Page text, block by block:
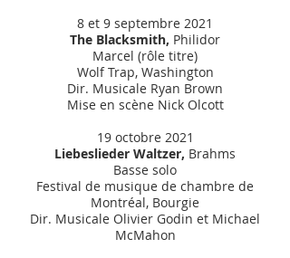
8 et 9 septembre 2021
The Blacksmith, Philidor
Marcel (rôle titre)
Wolf Trap, Washington
Dir. Musicale Ryan Brown
Mise en scène Nick Olcott
19 octobre 2021
Liebeslieder Waltzer, Brahms
Basse solo
Festival de musique de chambre de
Montréal, Bourgie
Dir. Musicale Olivier Godin et Michael
McMahon